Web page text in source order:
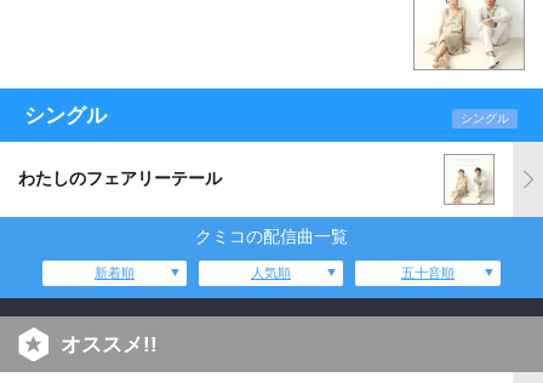
シングル シングル
わたしのフェアリーテール
クミコの配信曲一覧
新着順 人気順 五十音順
オススメ!!